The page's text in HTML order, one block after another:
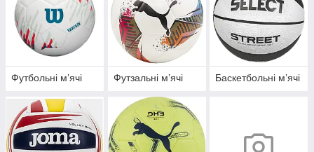
Футбольні мʼячі Футзальні мʼячі Баскетбольні мʼячі